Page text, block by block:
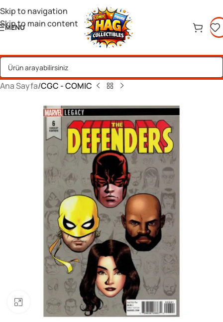
Skip to navigation
Skip to main content
MENU
Ana Sayfa CGC - COMIC
Büyük görsel için tıklayın